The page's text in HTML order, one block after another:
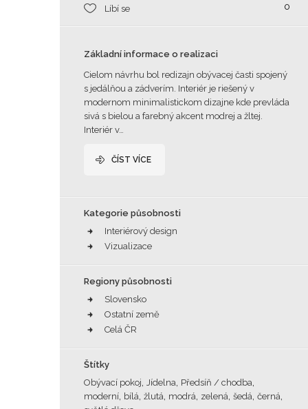
Líbí se
0
Základní informace o realizaci
Cielom návrhu bol redizajn obývacej časti spojený
s jedálňou a zádverím. Interiér je riešený v
modernom minimalistickom dizajne kde prevláda
sivá s bielou a farebný akcent modrej a žltej.
Interiér v…
ČÍST VÍCE
Kategorie působnosti
Interiérový design
Vizualizace
Regiony působnosti
Slovensko
Ostatní země
Celá ČR
Štítky
Obývací pokoj Jídelna Předsíň / chodba
moderní bílá žlutá modrá zelená šedá černá